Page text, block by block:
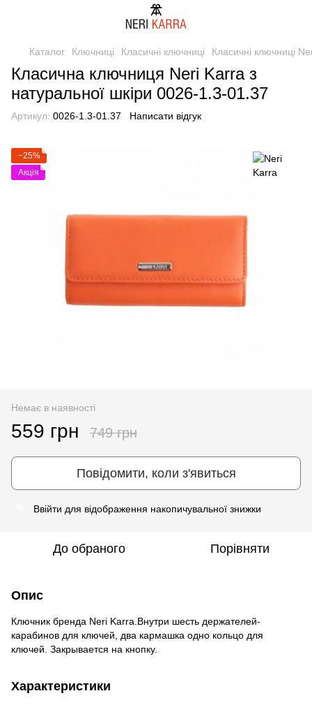
Каталог Ключниці Класичні ключниці Класичні ключниці
Класична ключниця Neri Karra з
натуральної шкіри 0026-1.3-01.37
Артикул: 0026-1.3-01.37 Написати відгук
−25%
Акція
Немає в наявності
559 грн 749 грн
Повідомити, коли з'явиться
Ввійти для відображення накопичувальної знижки
До обраного Порівняти
Опис
Ключник бренда Neri Karra.Внутри шесть держателей-
карабинов для ключей, два кармашка одно кольцо для
ключей. Закрывается на кнопку.
Характеристики